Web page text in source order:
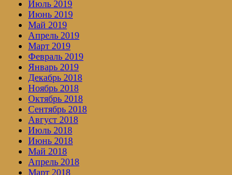
Июль 2019
Июнь 2019
Май 2019
Апрель 2019
Март 2019
Февраль 2019
Январь 2019
Декабрь 2018
Ноябрь 2018
Октябрь 2018
Сентябрь 2018
Август 2018
Июль 2018
Июнь 2018
Май 2018
Апрель 2018
Март 2018